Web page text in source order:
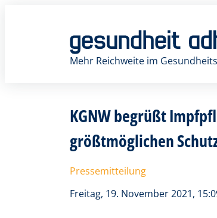
Mehr Reichweite im
KGNW begrüßt
größtmöglichen
Pressemitteilung
Freitag, 19. November 2021,